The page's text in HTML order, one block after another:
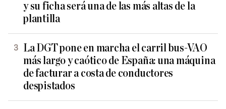
y su ficha será una de las más altas de la
plantilla
La DGT pone en marcha el carril bus-VAO
más largo y caótico de España: una máquina
de facturar a costa de conductores
despistados